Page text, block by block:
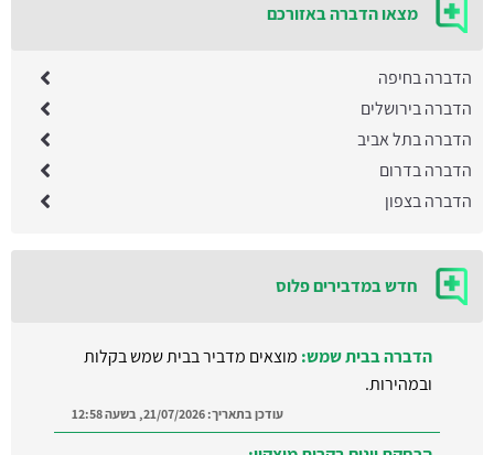
מצאו הדברה באזורכם
הדברה בחיפה
הדברה בירושלים
הדברה בתל אביב
הדברה בדרום
הדברה בצפון
חדש במדבירים פלוס
ובמהירות.
הרחקת יונים בקרית מוצקין:
הדברת טרמיטים בנס ציונה: